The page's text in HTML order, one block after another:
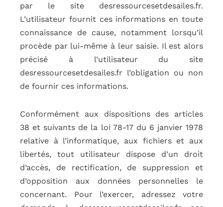
par le site desressourcesetdesailes.fr.
L’utilisateur fournit ces informations en toute
connaissance de cause, notamment lorsqu’il
procède par lui-même à leur saisie. Il est alors
précisé à l’utilisateur du site
desressourcesetdesailes.fr l’obligation ou non
de fournir ces informations.
Conformément aux dispositions des articles
38 et suivants de la loi 78-17 du 6 janvier 1978
relative à l’informatique, aux fichiers et aux
libertés, tout utilisateur dispose d’un droit
d’accès, de rectification, de suppression et
d’opposition aux données personnelles le
concernant. Pour l’exercer, adressez votre